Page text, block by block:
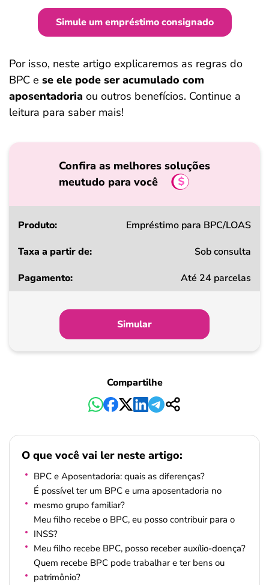
Simule um empréstimo consignado
Por isso, neste artigo explicaremos as regras do
BPC e se ele pode ser acumulado com
aposentadoria ou outros benefícios. Continue a
leitura para saber mais!
Confira as melhores soluções
meutudo para você
Produto
a
Pagamento
Empréstimo para BPC/LOAS
Sob consulta
Até 24 parcelas
Simular
Compartilhe
O que você vai ler neste artigo:
BPC e Aposentadoria: quais as diferenças?
É possível ter um BPC e uma aposentadoria no
mesmo grupo familiar?
Meu filho recebe o BPC, eu posso contribuir para o
INSS?
Meu filho recebe BPC, posso receber auxílio-doença?
Quem recebe BPC pode trabalhar e ter bens ou
patrimônio?